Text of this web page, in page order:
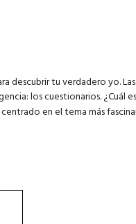
descubrir tu verdadero yo.
los cuestionarios.
en el tema más